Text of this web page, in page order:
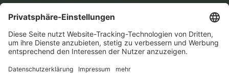
Mail:info(at)hszg.de
Mail:
stud.info(at)hszg.de